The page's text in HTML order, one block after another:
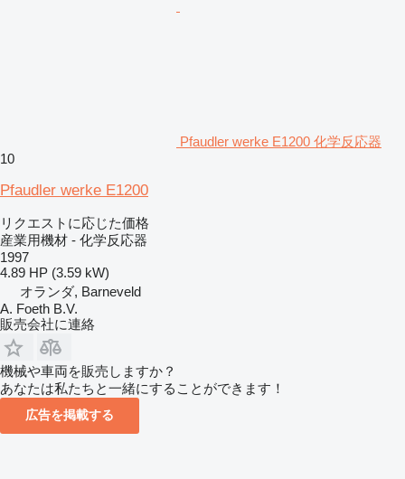
Pfaudler werke E1200 化学反応器
10
Pfaudler werke E1200
リクエストに応じた価格
産業用機材 - 化学反応器
1997
4.89 HP (3.59 kW)
オランダ, Barneveld
A. Foeth B.V.
販売会社に連絡
機械や車両を販売しますか？
あなたは私たちと一緒にすることができます！
広告を掲載する